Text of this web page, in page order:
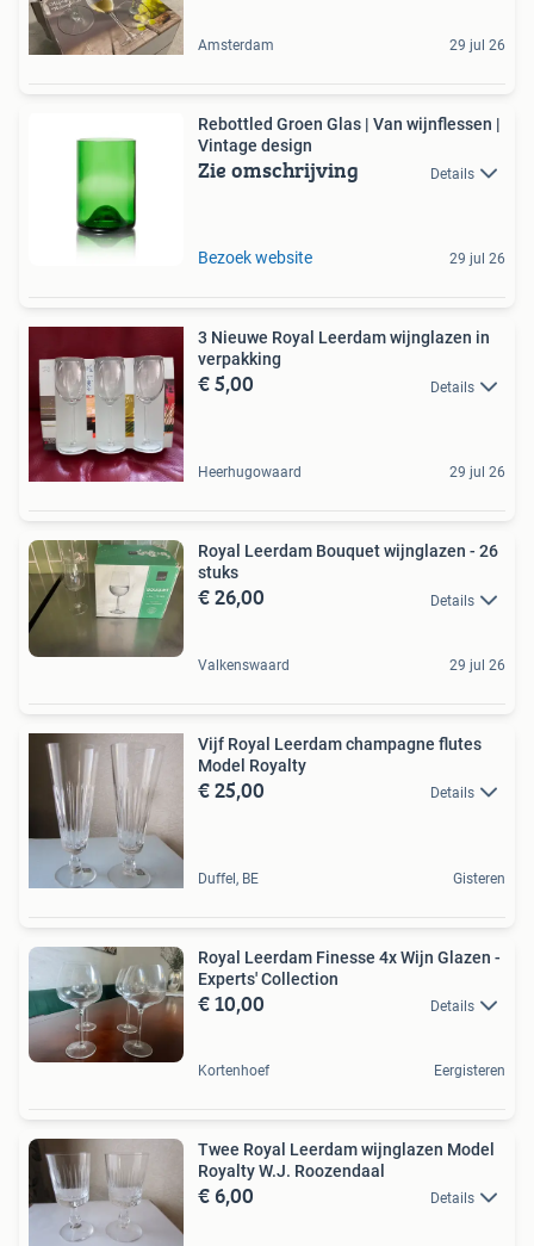
Amsterdam 29 jul 26
Rebottled Groen Glas | Van wijnflessen |
Vintage design
Zie omschrijving Details
Bezoek website 29 jul 26
3 Nieuwe Royal Leerdam wijnglazen in
verpakking
€ 5,00 Details
Heerhugowaard 29 jul 26
Royal Leerdam Bouquet wijnglazen - 26
stuks
€ 26,00 Details
Valkenswaard 29 jul 26
Vijf Royal Leerdam champagne flutes
Model Royalty
€ 25,00 Details
Duffel, BE Gisteren
Royal Leerdam Finesse 4x Wijn Glazen -
Experts' Collection
€ 10,00 Details
Kortenhoef Eergisteren
Twee Royal Leerdam wijnglazen Model
Royalty W.J. Roozendaal
€ 6,00 Details